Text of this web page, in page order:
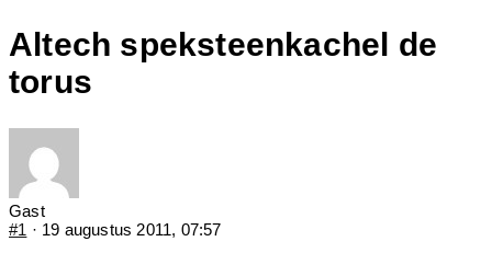
Altech speksteenkachel de
torus
Gast
#1 · 19 augustus 2011, 07:57